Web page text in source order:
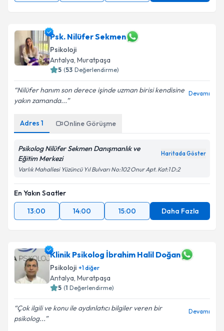
Psk. Nilüfer Sekmen
Psikoloji
Antalya, Muratpaşa
5 (53 Değerlendirme)
Nilüfer hanım son derece işinde uzman birisi kendisine
yakın zamanda...
Devamı
Adres 1 Online Görüşme
Psikolog Nilüfer Sekmen Danışmanlık ve
Eğitim Merkezi
Haritada Göster
Varlık Mahallesi Yüzüncü Yıl Bulvarı No:102 Onur Apt. Kat:1 D:2
En Yakın Saatler
13:00
14:00 15:00 Daha Fazla
Klinik Psikolog İbrahim Halil Doğan
Psikoloji +1diğer
Antalya, Muratpaşa
5 (1 Değerlendirme)
Çok ilgili ve konu ile aydınlatıcı bilgiler veren bir
psikolog...
Devamı